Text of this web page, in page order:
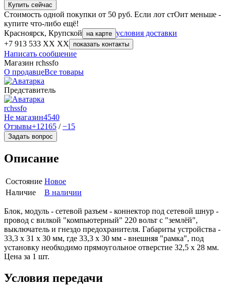
Купить сейчас
Стоимость одной покупки от 50 руб. Если лот стОит меньше -
купите что-либо ещё!
Красноярск, Крупской
на карте условия доставки
+7 913 533 XX XX
показать контакты
Написать сообщение
Магазин rchssfo
О продавцеВсе товары
Представитель
rchssfo
Не магазин4540
Отзывы+12165 /−15
Задать вопрос
Описание
Состояние Новое
Наличие
В наличии
Блок, модуль - сетевой разъем - коннектор под сетевой шнур -
провод с вилкой "компьютерный" 220 вольт с "землёй",
выключатель и гнездо предохранителя. Габариты устройства -
33,3 х 31 х 30 мм, где 33,3 х 30 мм - внешняя "рамка", под
установку необходимо прямоугольное отверстие 32,5 х 28 мм.
Цена за 1 шт.
Условия передачи